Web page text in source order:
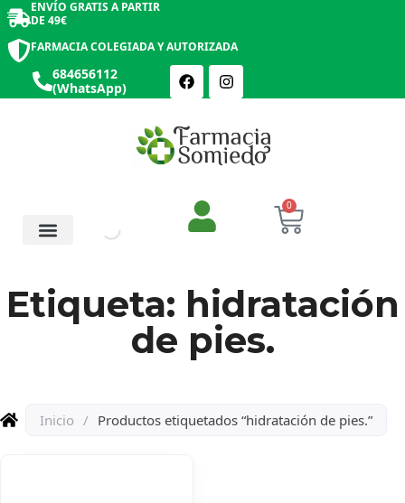
ENVÍO GRATIS A PARTIR
DE 49€
FARMACIA COLEGIADA Y AUTORIZADA
684656112
(WhatsApp)
0
Etiqueta: hidratación
de pies.
Inicio / Productos etiquetados “hidratación de pies.”